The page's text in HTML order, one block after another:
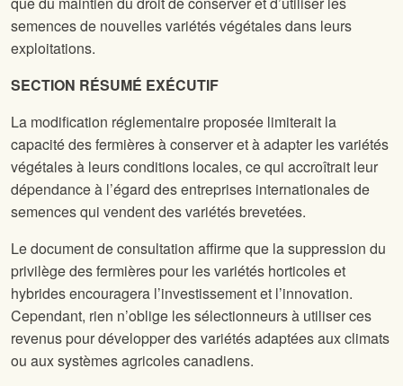
semences de nouvelles variétés végétales dans leurs
exploitations.
SECTION RÉSUMÉ EXÉCUTIF
La modification réglementaire proposée limiterait la
capacité des fermières à conserver et à adapter les variétés
végétales à leurs conditions locales, ce qui accroîtrait leur
dépendance à l’égard des entreprises internationales de
semences qui vendent des variétés brevetées.
Le document de consultation affirme que la suppression du
privilège des fermières pour les variétés horticoles et
hybrides encouragera l’investissement et l’innovation.
Cependant, rien n’oblige les sélectionneurs à utiliser ces
revenus pour développer des variétés adaptées aux climats
ou aux systèmes agricoles canadiens.